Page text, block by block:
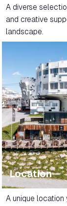
A diverse
and creative
landscape.
Location
A unique location